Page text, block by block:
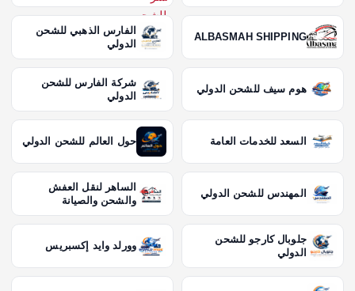
ALBASMAH SHIPPING
الفارس الذهبي للشحن
الدولي
هوم سيف للشحن الدولي
شركة الفارس للشحن
الدولي
السعد للخدمات العامة حول العالم للشحن الدولي
المهندس للشحن الدولي
الساهر لنقل العفش
والشحن والصيانة
جلوبال كارجو للشحن
الدولي
وورلد وايد إكسبريس